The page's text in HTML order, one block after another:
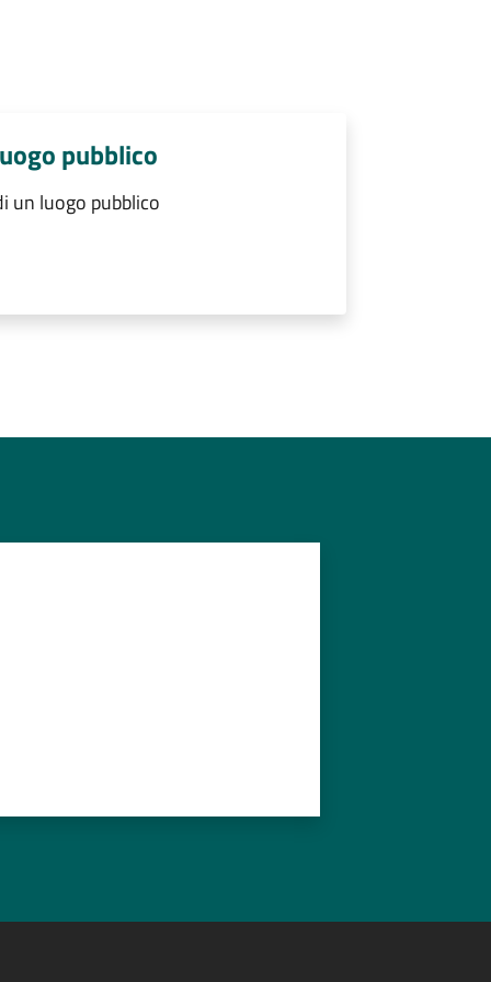
pubblico
un luogo pubblico